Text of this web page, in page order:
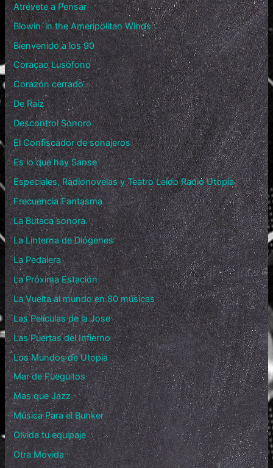
Atrévete a Pensar
Blowin´in the Ameripolitan Winds
Bienvenido a los 90
Coraçao Lusófono
Corazón cerrado
De Raíz
Descontrol Sonoro
El Confiscador de sonajeros
Es lo que hay Sanse
Especiales, Radionovelas y Teatro Leído Radio Utopía
Frecuencia Fantasma
La Butaca sonora
La Linterna de Diógenes
La Pedalera
La Próxima Estación
La Vuelta al mundo en 80 músicas
Las Películas de la Jose
Las Puertas del Infierno
Los Mundos de Utopía
Mar de Fueguitos
Mas que Jazz
Música Para el Bunker
Olvida tu equipaje
Otra Movida